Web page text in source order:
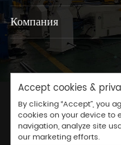
Компания
Copyright © 2026 CJ
TAG / Site map
Accept cookies &
By clicking “Accept”, you
cookies on your device to
navigation, analyze site
our marketing efforts.